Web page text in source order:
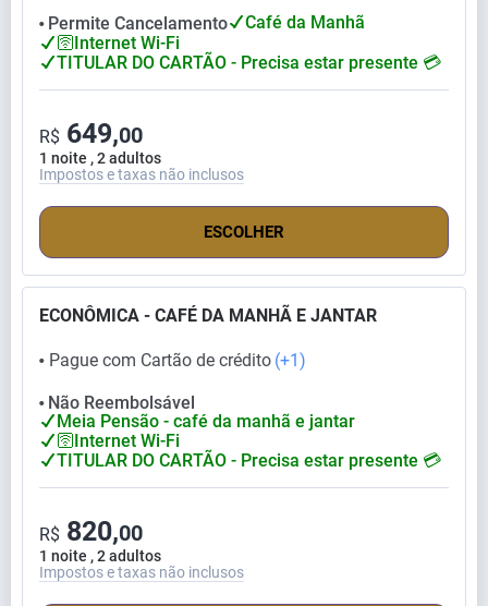
⬤ Permite Cancelamento
Café da Manhã
🛜Internet Wi-Fi
TITULAR DO CARTÃO - Precisa estar presente 💳
1 noite , 2 adultos
R$ 649,00
Impostos e taxas não inclusos
ESCOLHER
ECONÔMICA - CAFÉ DA MANHÃ E JANTAR
⬤ Pague com Cartão de crédito (+1)
⬤
Não Reembolsável
Meia Pensão - café da manhã e jantar
🛜Internet Wi-Fi
TITULAR DO CARTÃO - Precisa estar presente 💳
1 noite , 2 adultos
R$ 820,00
Impostos e taxas não inclusos